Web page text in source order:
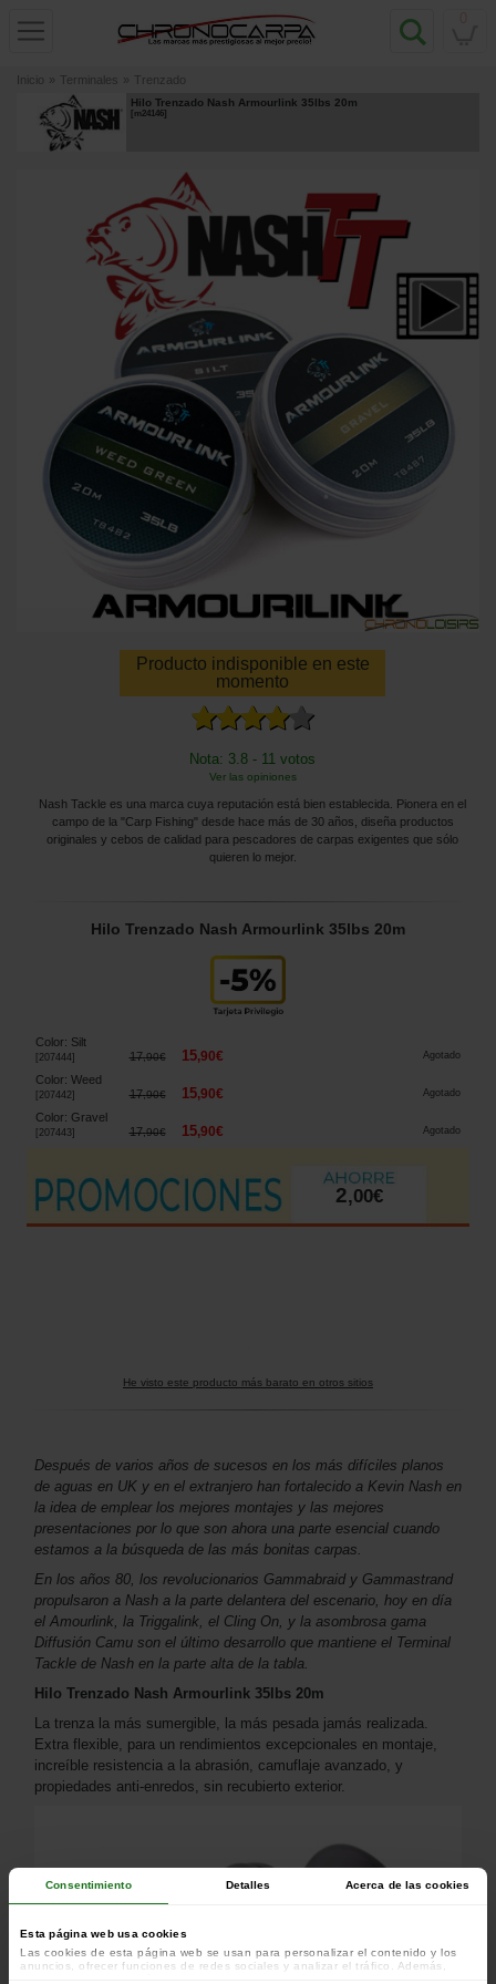
Consentimiento Detalles Acerca de las cookies
Esta página web usa cookies
Las cookies de esta página web se usan para personalizar el contenido y los
anuncios, ofrecer funciones de redes sociales y analizar el tráfico. Además,
Inicio » Terminales » Trenzado
Hilo Trenzado Nash Armourlink 35lbs 20m
m24146]
Producto indisponible en este
momento
Nota: 3.8 - 11 votos
Ver las opiniones
Nash Tackle es una marca cuya reputación está bien establecida. Pionera en el
campo de la "Carp Fishing" desde hace más de 30 años, diseña productos
originales y cebos de calidad para pescadores de carpas exigentes que sólo
quieren lo mejor.
Hilo Trenzado Nash Armourlink 35lbs 20m
Color: Silt
207444] 17,90€ 15,90€ Agotado
Color: Weed
207442] 17,90€ 15,90€ Agotado
Color: Gravel
207443 ] 17,90€ 15,90€ Agotado
2,00€
He visto este producto más barato en otros sitios
Después de varios años de sucesos en los más difíciles planos
de aguas en UK y en el extranjero han fortalecido a Kevin Nash en
la idea de emplear los mejores montajes y las mejores
presentaciones por lo que son ahora una parte esencial cuando
estamos a la búsqueda de las más bonitas carpas.
En los años 80, los revolucionarios Gammabraid y Gammastrand
propulsaron a Nash a la parte delantera del escenario, hoy en día
el Amourlink, la Triggalink, el Cling On, y la asombrosa gama
Diffusión Camu son el último desarrollo que mantiene el Terminal
Tackle de Nash en la parte alta de la tabla.
Hilo Trenzado Nash Armourlink 35lbs 20m
La trenza la más sumergible, la más pesada jamás realizada.
Extra flexible, para un rendimientos excepcionales en montaje,
increíble resistencia a la abrasión, camuflaje avanzado, y
propiedades anti-enredos, sin recubierto exterior.